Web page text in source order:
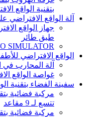
بتقنية الواقع
آلة الواقع
طبق طائر
SIMULATOR
الواقع الافتراضي
آلة المحارب في
غواصة الواقع
سفينة الفضاء بتقنية
تتسع لـ 9 مقاعد
مركبة فضائية